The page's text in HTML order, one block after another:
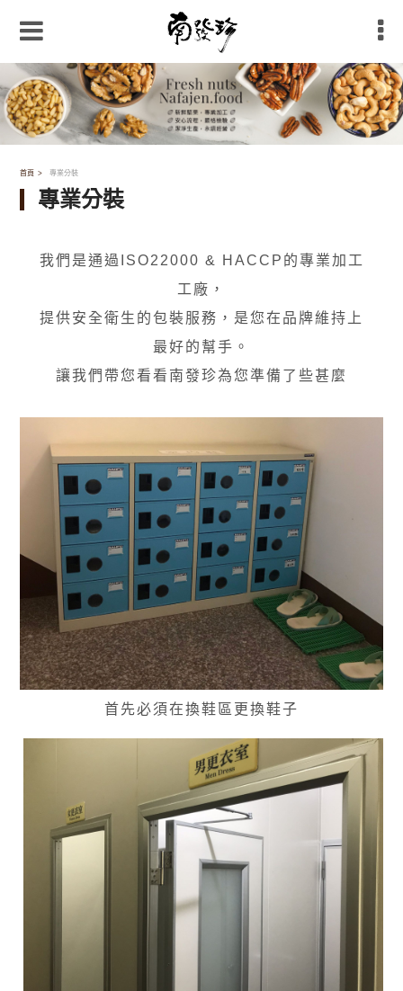
首頁 專業分裝
專業分裝
我們是通過ISO22000 & HACCP的專業加工
工廠 ，
提供安全衛生的包裝服務，是您在品牌維持上
最好的幫手。
讓我們帶您看看南發珍為您準備了些甚麼
首先必須在換鞋區更換鞋子